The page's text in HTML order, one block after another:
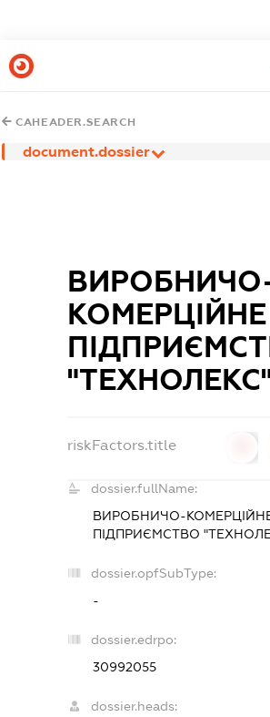
CAHEADER.SEARCH
document.dossier
КОМЕРЦІЙНЕ
riskFactors.title
dossier.fullName:
ВИРОБНИЧО-
ПІДПРИЄМСТВО
dossier.opfSubType:
-
dossier.edrpo:
30992055
dossier.heads: